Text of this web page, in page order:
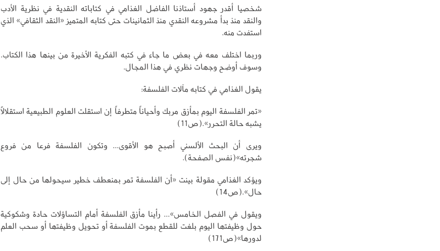
شخصيا أقدر جهود أستاذنا الفاضل الغذامي في كتاباته النقدية في نظرية الأدب
والنقد منذ بدأ مشروعه النقدي منذ الثمانينات حتى كتابه المتميز «النقد الثقافي» الذي
استفدت منه.
وربما اختلف معه في بعض ما جاء في كتبه الفكرية الأخيرة من بينها هذا الكتاب.
وسوف أوضح وجهات نظري في هذا المجال.
يقول الغذامي في كتابه مآلات الفلسفة:
«تمر الفلسفة اليوم بمأزق مربك وأحياناً متطرفاً إن استقلت العلوم الطبيعية استقلالاً
يشبه حالة التحرر».(ص11)
ويرى أن البحث الألسني أصبح هو الأقوى... وتكون الفلسفة فرعا من فروع
شجرته»(نفس الصفحة).
ويؤكد الغذامي مقولة بينت «أن الفلسفة تمر بمنعطف خطير سيحولها من حال إلى
حال».(ص14)
ويقول في الفصل الخامس»... رأينا مأزق الفلسفة أمام التساؤلات حادة وشكوكية
حول وظيفتها اليوم بلغت للقطع بموت الفلسفة أو تحويل وظيفتها أو سحب العلم
لدورها»(ص171)